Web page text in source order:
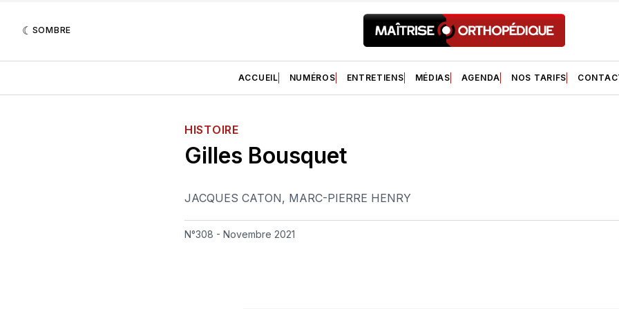
SOMBRE
ACCUEIL NUMÉROS ENTRETIENS MÉDIAS AGENDA NOS TARIFS
HISTOIRE
Gilles Bousquet
JACQUES CATON, MARC-PIERRE HENRY
N°308 - Novembre 2021